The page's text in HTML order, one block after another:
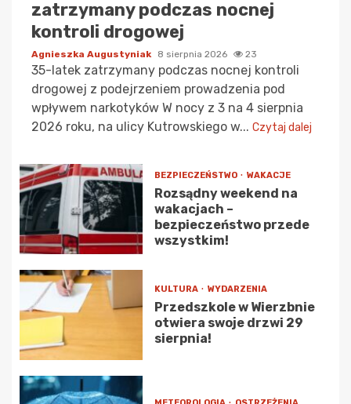
zatrzymany podczas nocnej
kontroli drogowej
Agnieszka Augustyniak 8 sierpnia 2026 23
35-latek zatrzymany podczas nocnej kontroli
drogowej z podejrzeniem prowadzenia pod
wpływem narkotyków W nocy z 3 na 4 sierpnia
2026 roku, na ulicy Kutrowskiego w... Czytaj dalej
BEZPIECZEŃSTWO WAKACJE
Rozsądny weekend na
wakacjach –
bezpieczeństwo przede
wszystkim!
KULTURA WYDARZENIA
Przedszkole w Wierzbnie
otwiera swoje drzwi 29
sierpnia!